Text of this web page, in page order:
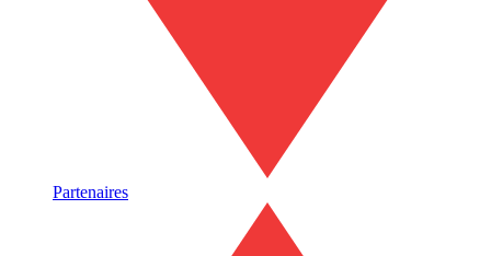
Partenaires